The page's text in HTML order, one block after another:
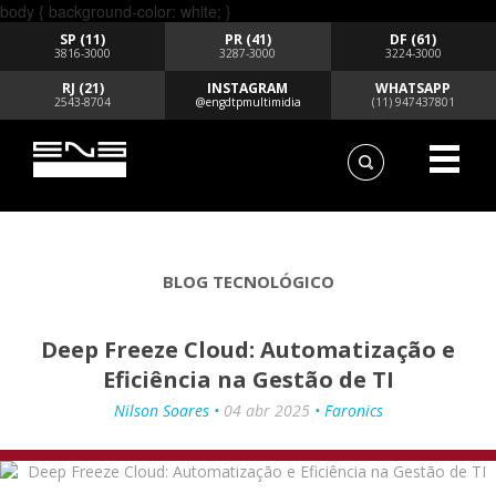
body { background-color: white; }
SP (11)
3816-3000
PR (41)
3287-3000
DF (61)
3224-3000
RJ (21)
2543-8704
INSTAGRAM
@engdtpmultimidia
WHATSAPP
(11) 947437801
BLOG TECNOLÓGICO
Deep Freeze Cloud: Automatização e
Eficiência na Gestão de TI
Nilson Soares • 04 abr 2025• Faronics